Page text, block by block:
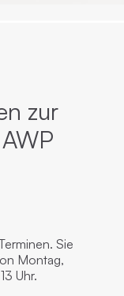
zur
Sie
Montag,
Uhr.